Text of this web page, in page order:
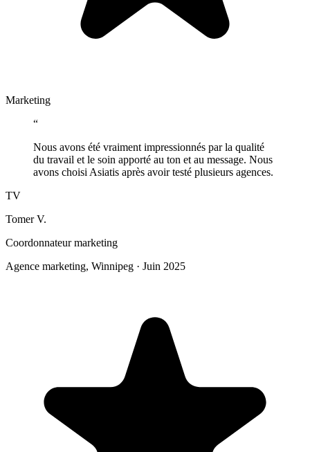
Marketing
“
Nous avons été vraiment impressionnés par la qualité
du travail et le soin apporté au ton et au message. Nous
avons choisi Asiatis après avoir testé plusieurs agences.
TV
Tomer V.
Coordonnateur marketing
Agence marketing, Winnipeg · Juin 2025